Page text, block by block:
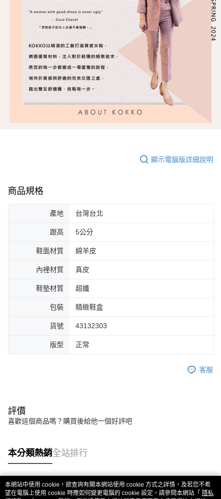
顯示電腦版詳細說明
商品規格
產地 台灣台北
跟高 5公分
鞋面材質 綿羊皮
內裡材質 真皮
鞋墊材質 超纖
包裝 精緻鞋盒
貨號 43132303
版型 正常
客服
評價
喜歡這個商品嗎？購買後給他一個好評吧
本分類熱銷全站排行
熱門標籤
本網站中使用 cookie，欲查詢有關本網站使用 cookie 方式之詳情，及若您不希
望在電腦上使用 cookie 時應如何變更電腦的 cookie 設定，請參閱本網站「 隱私